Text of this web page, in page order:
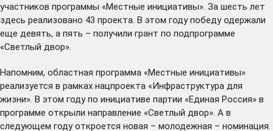
участников программы «Местные инициативы». За шесть лет
здесь реализовано 43 проекта. В этом году победу одержали
еще девять, а пять – получили грант по подпрограмме
«Светлый двор».
Напомним, областная программа «Местные инициативы»
реализуется в рамках нацпроекта «Инфраструктура для
жизни». В этом году по инициативе партии «Единая Россия» в
программе открыли направление «Светлый двор». А в
следующем году откроется новая – молодежная – номинация.